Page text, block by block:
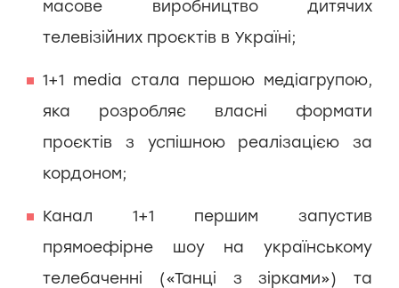
масове виробництво дитячих
телевізійних проєктів в Україні;
1+1 media стала першою медіагрупою,
яка розробляє власні формати
проєктів з успішною реалізацією за
кордоном;
Канал 1+1 першим запустив
прямоефірне шоу на українському
телебаченні («Танці з зірками») та